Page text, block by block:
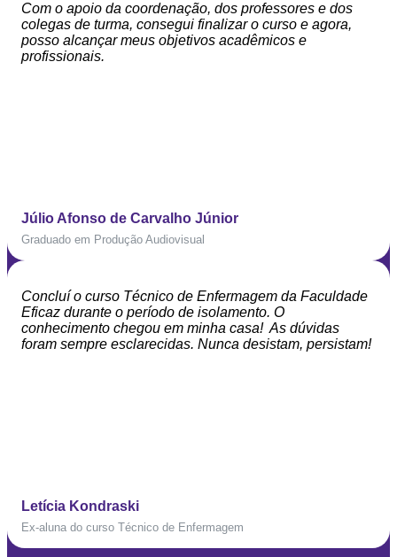
Com o apoio da coordenação, dos professores e dos
colegas de turma, consegui finalizar o curso e agora,
posso alcançar meus objetivos acadêmicos e
profissionais.
Júlio Afonso de Carvalho Júnior
Graduado em Produção Audiovisual
Concluí o curso Técnico de Enfermagem da Faculdade
Eficaz durante o período de isolamento. O
conhecimento chegou em minha casa! As dúvidas
foram sempre esclarecidas. Nunca desistam, persistam!
Letícia Kondraski
Ex-aluna do curso Técnico de Enfermagem